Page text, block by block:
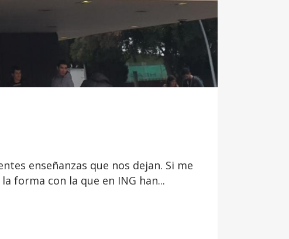
enseñanzas que nos dejan. Si me
forma con la que en ING han...